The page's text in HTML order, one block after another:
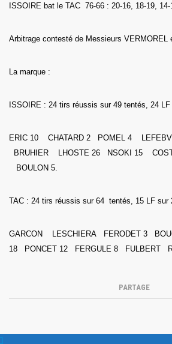
ISSOIRE bat le TAC 76-66 : 20-16, 18-19, 14-
Arbitrage contesté de Messieurs VERMOREL
La marque :
ISSOIRE : 24 tirs réussis sur 49 tentés, 24 LF
ERIC 10 CHATARD 2 POMEL 4
BRUHIER LHOSTE 26 NSOKI 15
BOULON 5.
TAC : 24 tirs réussis sur 64 tentés, 15 LF sur
GARCON LESCHIERA FERODET 3
18 PONCET 12 FERGULE 8 FULBERT
PARTAGE